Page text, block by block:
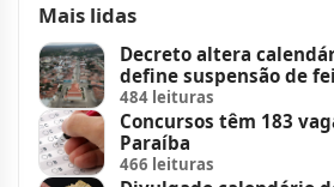
Mais lidas
Decreto altera
define suspensão de
feriados
484 leituras
Concursos têm 183
Paraíba
466 leituras